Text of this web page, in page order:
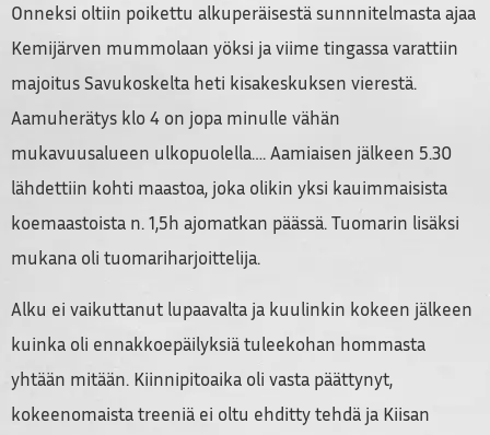
Onneksi oltiin poikettu alkuperäisestä sunnnitelmasta ajaa
Kemijärven mummolaan yöksi ja viime tingassa varattiin
majoitus Savukoskelta heti kisakeskuksen vierestä.
Aamuherätys klo 4 on jopa minulle vähän
mukavuusalueen ulkopuolella…. Aamiaisen jälkeen 5.30
lähdettiin kohti maastoa, joka olikin yksi kauimmaisista
koemaastoista n. 1,5h ajomatkan päässä. Tuomarin lisäksi
mukana oli tuomariharjoittelija.
Alku ei vaikuttanut lupaavalta ja kuulinkin kokeen jälkeen
kuinka oli ennakkoepäilyksiä tuleekohan hommasta
yhtään mitään. Kiinnipitoaika oli vasta päättynyt,
kokeenomaista treeniä ei oltu ehditty tehdä ja Kiisan